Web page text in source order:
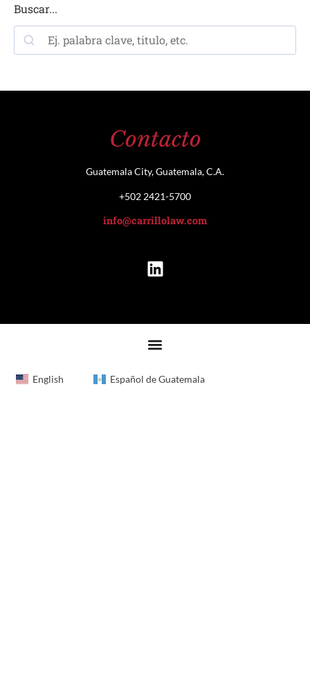
Buscar...
Contacto
Guatemala City, Guatemala, C.A.
+502 2421-5700
info@carrillolaw.com
English Español de Guatemala